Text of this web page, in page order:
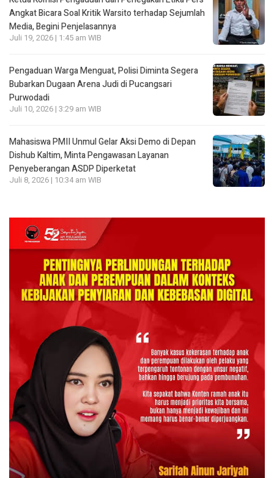
Angkat Bicara Soal Kritik Warsito terhadap Sejumlah
Media, Begini Penjelasannya
Juli 19, 2026 | 1:45 am WIB
Pengaduan Warga Menguat, Polisi Diminta Segera
Bubarkan Dugaan Arena Judi di Pucangsari
Purwodadi
Juli 10, 2026 | 3:29 am WIB
Mahasiswa PMII Unmul Gelar Aksi Demo di Depan
Dishub Kaltim, Minta Pengawasan Layanan
Penyeberangan ASDP Diperketat
Juli 8, 2026 | 10:34 am WIB